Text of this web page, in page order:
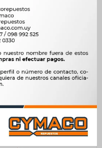
BOTADORES COMBO 8
BOTADORES FORD ESCORT
1.8 DIESEL